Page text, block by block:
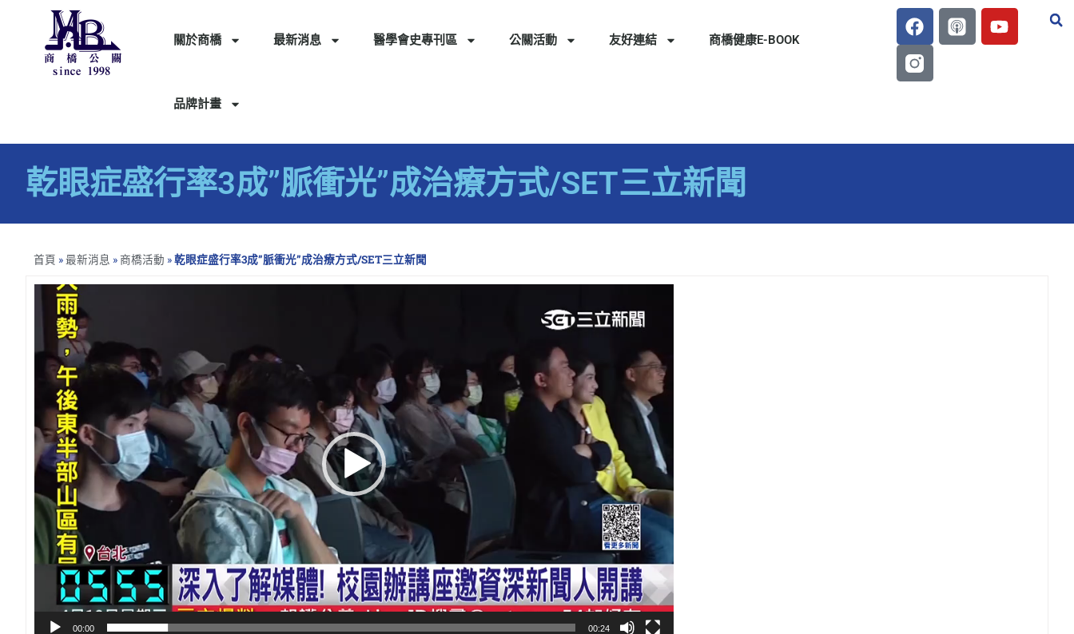
關於商橋 最新消息 醫學會史專刊區 公關活動 友好連結 商橋健康E-BOOK
品牌計畫
乾眼症盛行率3成”脈衝光”成治療方式/SET三立新聞
首頁 »最新消息 »商橋活動 »乾眼症盛行率3成”脈衝光”成治療方式/SET三立新聞
放
00:00 00:24